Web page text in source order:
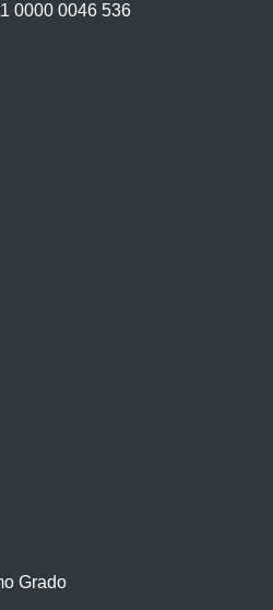
0000 0046 536
Grado